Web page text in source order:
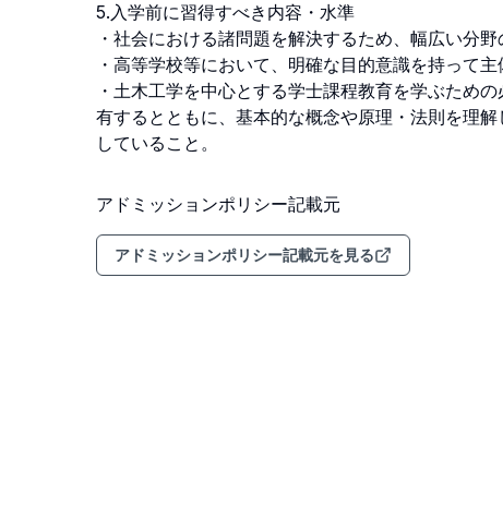
5.入学前に習得すべき内容・水準
・社会における諸問題を解決するため、幅広い分
・高等学校等において、明確な目的意識を持って
・土木工学を中心とする学士課程教育を学ぶため
有するとともに、基本的な概念や原理・法則を理
していること。
アドミッションポリシー記載元
アドミッションポリシー記載元を見る